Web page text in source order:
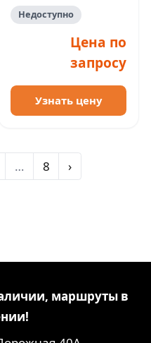
Недоступно
Цена по
запросу
Узнать цену
… 8 ›
маршруты в